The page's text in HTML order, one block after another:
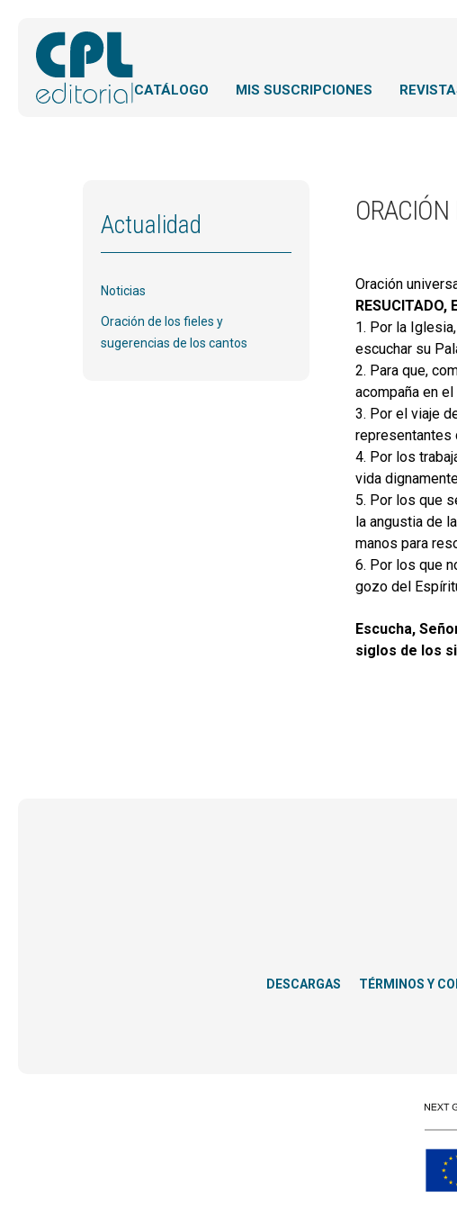
CATÁLOGO MIS SUSCRIPCIONES
Oración
RESUCITADO,
1. Por la
escuchar su
2. Para que,
acompaña en el
3. Por el viaje
representantes
4. Por los
vida
5. Por los que
la angustia de
manos para
6. Por los que
gozo del
Escucha,
siglos de los
Actualidad
Noticias
Oración de los fieles y
sugerencias de los cantos
DESCARGAS TÉRMINOS Y